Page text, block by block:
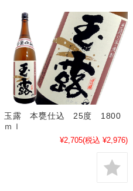
玉露 本甕仕込 25度 1800
ｍｌ
¥2,705(税込 ¥2,976)